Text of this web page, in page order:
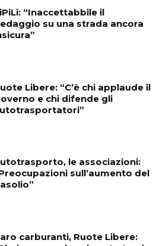
“Inaccettabbile il
su una strada ancora
Libere: “C’è chi applaude il
e chi difende gli
le associazioni:
sull’aumento del
carburanti, Ruote Libere: